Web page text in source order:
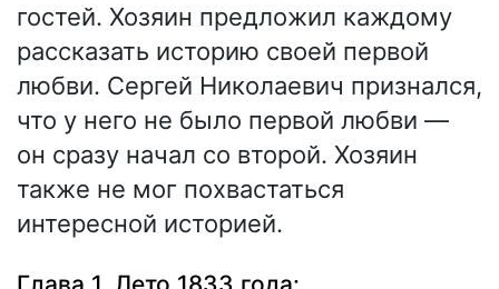
гостей. Хозяин предложил каждому
рассказать историю своей первой
любви. Сергей Николаевич признался,
что у него не было первой любви —
он сразу начал со второй. Хозяин
также не мог похвастаться
интересной историей.